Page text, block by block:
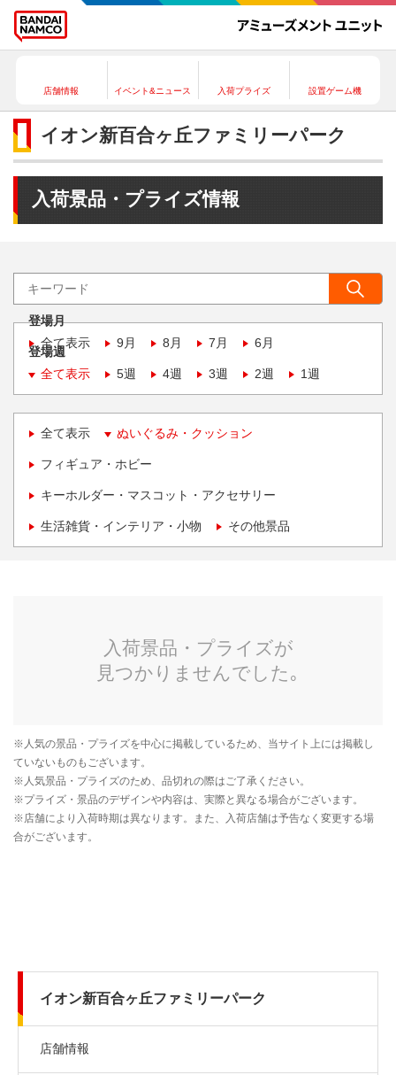
店舗情報 イベント&ニュース 入荷プライズ 設置ゲーム機
イオン新百合ヶ丘ファミリーパーク
入荷景品・プライズ情報
登場月
全て表示
9月 8月 7月 6月
登場週
全て表示
5週 4週 3週 2週 1週
全て表示 ぬいぐるみ・クッション
フィギュア・ホビー
キーホルダー・マスコット・アクセサリー
生活雑貨・インテリア・小物 その他景品
イオン新百合ヶ丘ファミリーパーク
店舗情報